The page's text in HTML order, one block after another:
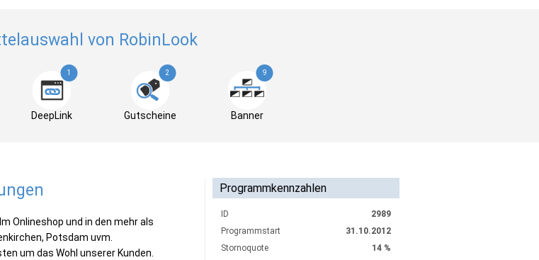
von RobinLook
1
DeepLink
2
Gutscheine
9
Banner
Onlineshop und in den mehr als
Potsdam uvm.
um das Wohl unserer Kunden.
Programmkennzahlen
ID
2989
Programmstart
31.10.2012
Stornoquote
14 %